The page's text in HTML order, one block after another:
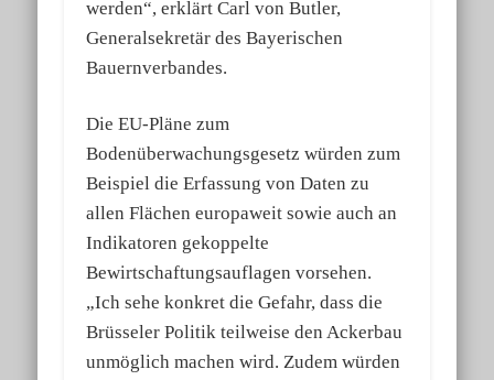
werden“, erklärt Carl von Butler,
Generalsekretär des Bayerischen
Bauernverbandes.
Die EU-Pläne zum
Bodenüberwachungsgesetz würden zum
Beispiel die Erfassung von Daten zu
allen Flächen europaweit sowie auch an
Indikatoren gekoppelte
Bewirtschaftungsauflagen vorsehen.
„Ich sehe konkret die Gefahr, dass die
Brüsseler Politik teilweise den Ackerbau
unmöglich machen wird. Zudem würden